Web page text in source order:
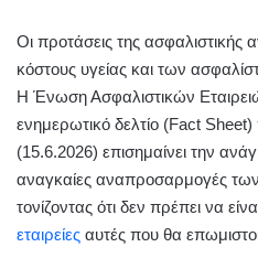
Οι προτάσεις της ασφαλιστικής
κόστους υγείας και των
H Ένωση Ασφαλιστικών
ενημερωτικό δελτίο (Fact
(15.6.2026) επισημαίνει την
αναγκαίες αναπροσαρμογές
τονίζοντας ότι δεν πρέπει να
εταιρείες αυτές που θα